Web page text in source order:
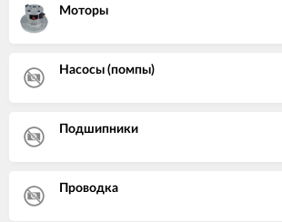
Моторы
Насосы (помпы)
Подшипники
Проводка